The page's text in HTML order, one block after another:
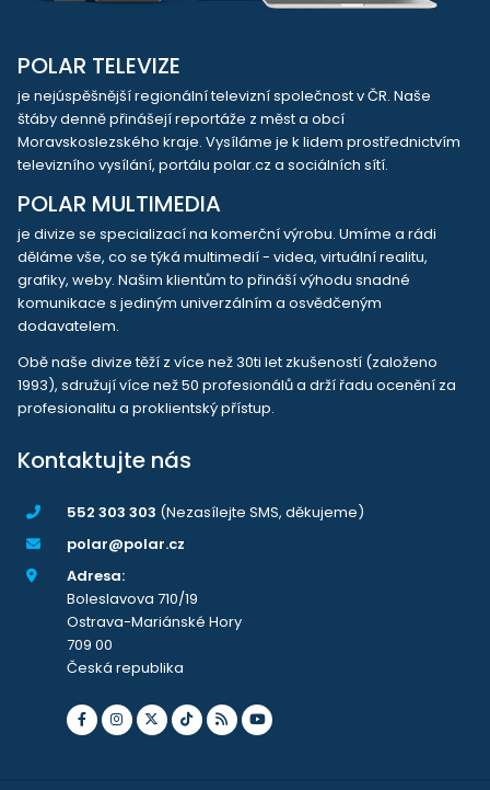
POLAR TELEVIZE
je nejúspěšnější regionální televizní společnost v ČR. Naše
štáby denně přinášejí reportáže z měst a obcí
Moravskoslezského kraje. Vysíláme je k lidem prostřednictvím
televizního vysílání, portálu polar.cz a sociálních sítí.
POLAR MULTIMEDIA
je divize se specializací na komerční výrobu. Umíme a rádi
děláme vše, co se týká multimedií - videa, virtuální realitu,
grafiky, weby. Našim klientům to přináší výhodu snadné
komunikace s jediným univerzálním a osvědčeným
dodavatelem.
Obě naše divize těží z více než 30ti let zkušeností (založeno
1993), sdružují více než 50 profesionálů a drží řadu ocenění za
profesionalitu a proklientský přístup.
Kontaktujte nás
552 303 303 (Nezasílejte SMS, děkujeme)
polar@polar.cz
Adresa:
Boleslavova 710/19
Ostrava-Mariánské Hory
709 00
Česká republika